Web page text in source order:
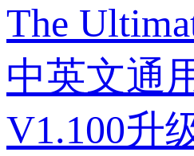
The
中英文通
V1.100升